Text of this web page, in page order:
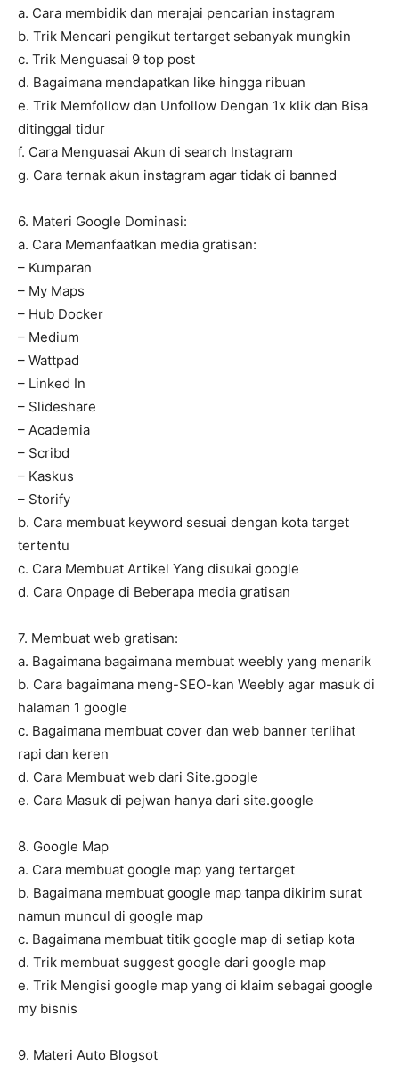
a. Cara membidik dan merajai pencarian instagram
b. Trik Mencari pengikut tertarget sebanyak mungkin
c. Trik Menguasai 9 top post
d. Bagaimana mendapatkan like hingga ribuan
e. Trik Memfollow dan Unfollow Dengan 1x klik dan Bisa
ditinggal tidur
f. Cara Menguasai Akun di search Instagram
g. Cara ternak akun instagram agar tidak di banned
6. Materi Google Dominasi:
a. Cara Memanfaatkan media gratisan:
– Kumparan
– My Maps
– Hub Docker
– Medium
– Wattpad
– Linked In
– Slideshare
– Academia
– Scribd
– Kaskus
– Storify
b. Cara membuat keyword sesuai dengan kota target
tertentu
c. Cara Membuat Artikel Yang disukai google
d. Cara Onpage di Beberapa media gratisan
7. Membuat web gratisan:
a. Bagaimana bagaimana membuat weebly yang menarik
b. Cara bagaimana meng-SEO-kan Weebly agar masuk di
halaman 1 google
c. Bagaimana membuat cover dan web banner terlihat
rapi dan keren
d. Cara Membuat web dari Site.google
e. Cara Masuk di pejwan hanya dari site.google
8. Google Map
a. Cara membuat google map yang tertarget
b. Bagaimana membuat google map tanpa dikirim surat
namun muncul di google map
c. Bagaimana membuat titik google map di setiap kota
d. Trik membuat suggest google dari google map
e. Trik Mengisi google map yang di klaim sebagai google
my bisnis
9. Materi Auto Blogsot